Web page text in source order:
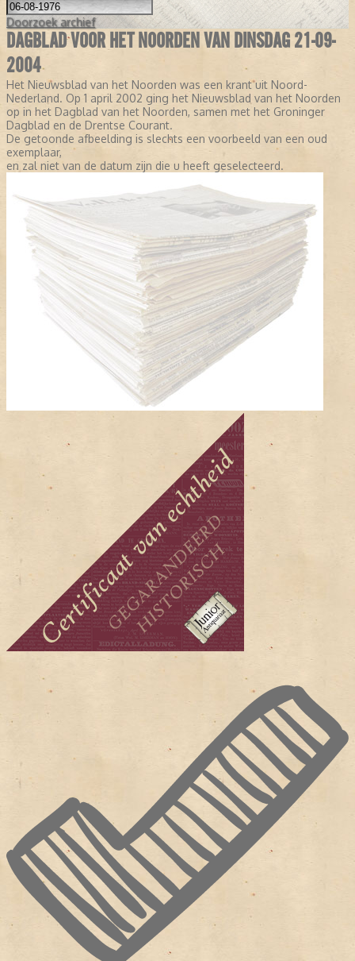
Doorzoek archief
DAGBLAD VOOR HET NOORDEN VAN DINSDAG 21-09-
2004
Het Nieuwsblad van het Noorden was een krant uit Noord-
Nederland. Op 1 april 2002 ging het Nieuwsblad van het Noorden
op in het Dagblad van het Noorden, samen met het Groninger
Dagblad en de Drentse Courant.
De getoonde afbeelding is slechts een voorbeeld van een oud
exemplaar,
en zal niet van de datum zijn die u heeft geselecteerd.